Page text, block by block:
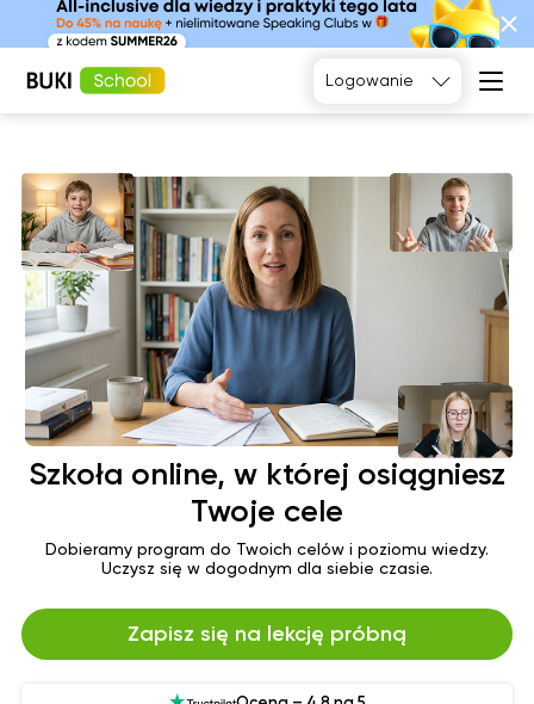
Matematyka
Fizyka
Język polski
Chemia
Biologia
francuski
niemiecki
Język
hiszpański
Logowanie
Szkoła online, w której osiągniesz
Twoje cele
Dobieramy program do Twoich celów i poziomu wiedzy.
Uczysz się w dogodnym dla siebie czasie.
Zapisz się na lekcję próbną
Tak, poproszę